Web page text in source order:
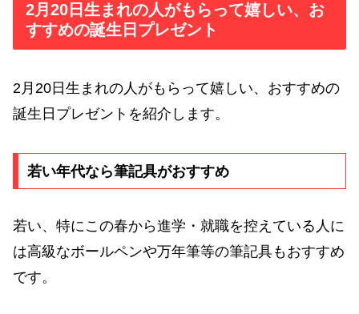
2月20日生まれの人がもらって嬉しい、お
すすめの誕生日プレゼント
2月20日生まれの人がもらって嬉しい、おすすめの
誕生日プレゼントを紹介します。
若い年代なら筆記具がおすすめ
若い、特にこの春から進学・就職を控えている人に
は高級なボールペンや万年筆等の筆記具もおすすめ
です。